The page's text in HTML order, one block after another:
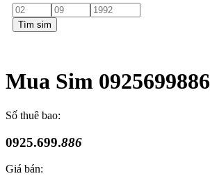
Tìm sim
Mua Sim 0925699886
Số thuê bao:
0925.699.886
Giá bán: